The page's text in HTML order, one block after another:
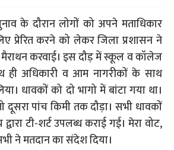
के दौरान लोगों को अपने मताधिकार
प्रेरित करने को लेकर जिला प्रशासन ने
करवाई। इस दौड़ में स्कूल व कॉलेज
ही अधिकारी व आम नागरीकों के साथ
धावकों को दो भागो में बांटा गया था।
दूसरा पांच किमी तक दौड़ा। सभी धावकों
द्वारा टी-शर्ट उपलब्ध कराई गई। मेरा वोट,
ने मतदान का संदेश दिया।